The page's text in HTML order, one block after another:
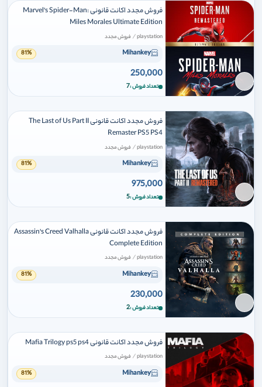
برای افزودن وارد شوید
فروش مجدد اکانت قانونی Marvel's Spider-Man:
Miles Morales Ultimate Edition
playstation
/ فروش مجدد
Mihankey
81%
250,000
تعداد فروش 7
برای افزودن وارد شوید
فروش مجدد اکانت قانونی The Last of Us Part II
Remaster PS5 PS4
playstation
/ فروش مجدد
Mihankey
81%
975,000
تعداد فروش 5
برای افزودن وارد شوید
فروش مجدد اکانت قانونی Assassin's Creed Valhalla
Complete Edition
playstation
/ فروش مجدد
Mihankey
81%
230,000
تعداد فروش 2
فروش مجدد اکانت قانونی Mafia Trilogy ps5 ps4
playstation
/ فروش مجدد
Mihankey
81%